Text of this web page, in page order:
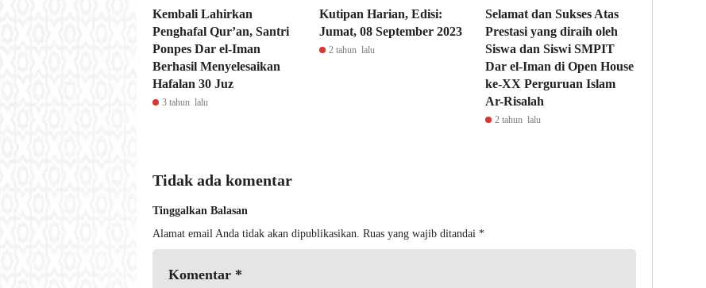
Kembali Lahirkan
Penghafal Qur’an, Santri
Ponpes Dar el-Iman
Berhasil Menyelesaikan
Hafalan 30 Juz
3 tahun lalu
Kutipan Harian, Edisi:
Jumat, 08 September 2023
2 tahun lalu
Selamat dan Sukses Atas
Prestasi yang diraih oleh
Siswa dan Siswi SMPIT
Dar el-Iman di Open House
ke-XX Perguruan Islam
Ar-Risalah
2 tahun lalu
Tidak ada komentar
Tinggalkan Balasan
Alamat email Anda tidak akan dipublikasikan. Ruas yang wajib ditandai *
Komentar *